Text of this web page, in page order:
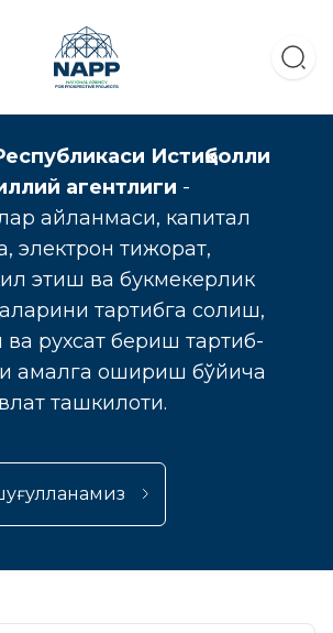
Истиқболли
агентлиги -
айланмаси, капитал
электрон тижорат,
этиш ва букмекерлик
тартибга солиш,
рухсат бериш тартиб-
амалга ошириш бўйича
ташкилоти.